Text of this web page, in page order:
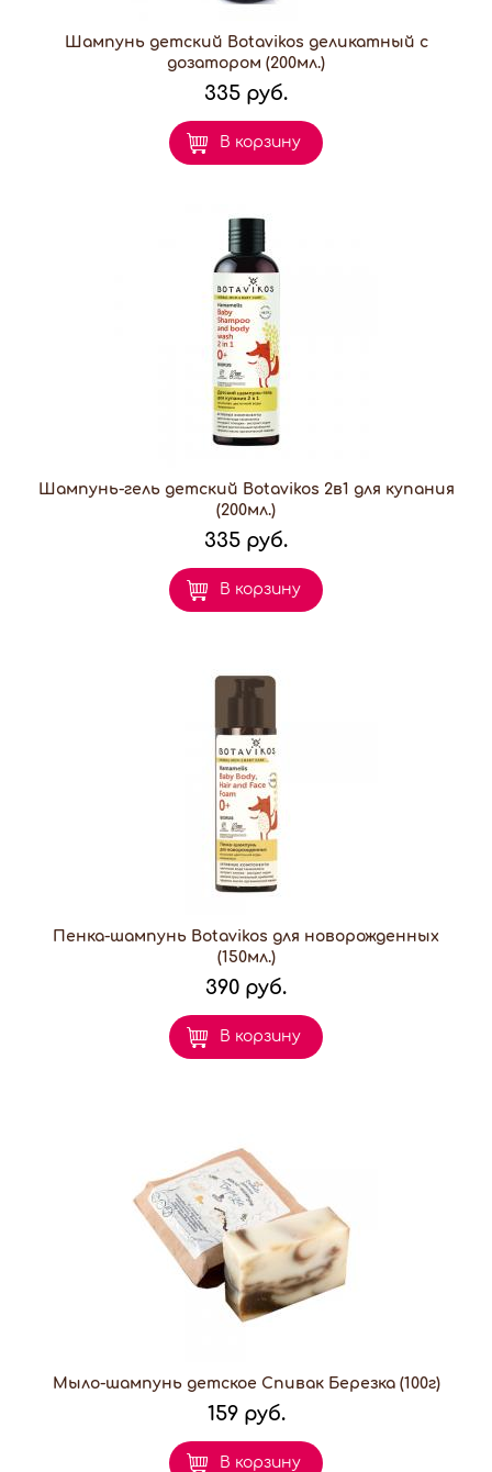
Шампунь детский Botavikos деликатный с
дозатором (200мл.)
335 руб.
В корзину
Шампунь-гель детский Botavikos 2в1 для купания
(200мл.)
335 руб.
В корзину
Пенка-шампунь Botavikos для новорожденных
(150мл.)
390 руб.
В корзину
Мыло-шампунь детское Спивак Березка (100г)
159 руб.
В корзину